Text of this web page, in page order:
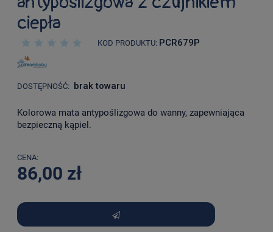
ciepła
KOD PRODUKTU: PCR679P
DOSTĘPNOŚĆ: brak towaru
Kolorowa mata antypoślizgowa do wanny, zapewniająca
bezpieczną kąpiel.
CENA:
86,00 zł